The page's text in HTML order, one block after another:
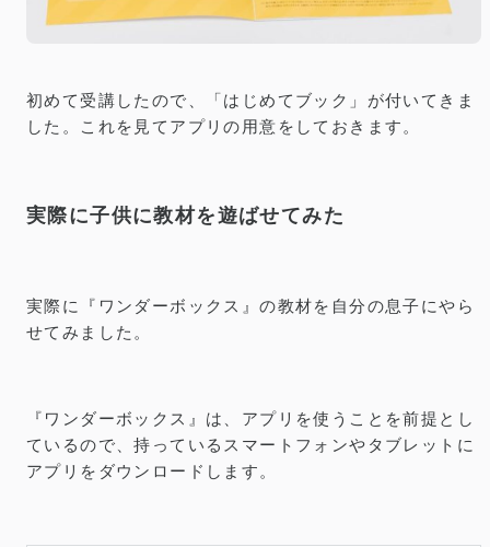
初めて受講したので、「はじめてブック」が付いてきま
した。これを見てアプリの用意をしておきます。
実際に子供に教材を遊ばせてみた
実際に『ワンダーボックス』の教材を自分の息子にやら
せてみました。
『ワンダーボックス』は、アプリを使うことを前提とし
ているので、持っているスマートフォンやタブレットに
アプリをダウンロードします。